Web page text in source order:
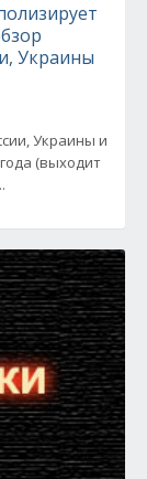
Украины
Украины и
(выходит